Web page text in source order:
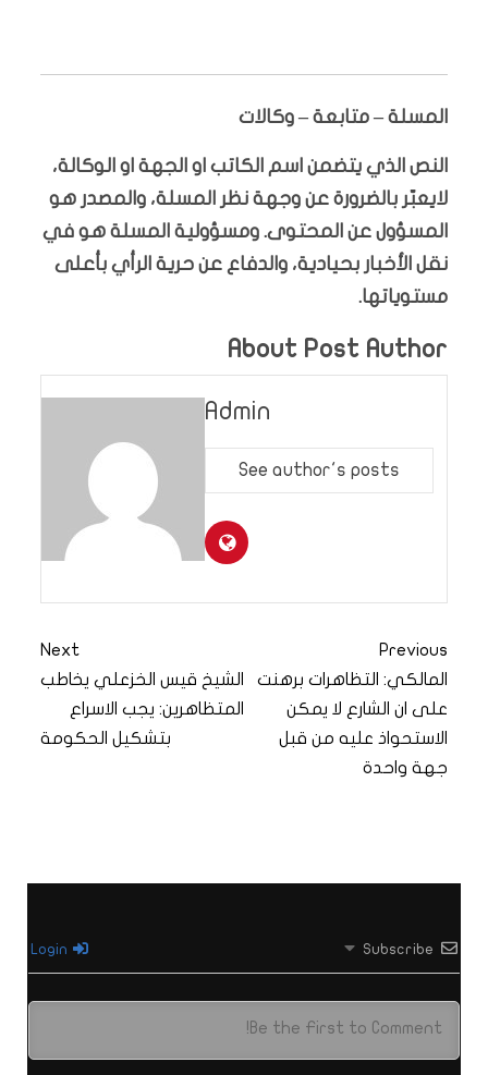
المسلة – متابعة – وكالات
النص الذي يتضمن اسم الكاتب او الجهة او الوكالة،
لايعبّر بالضرورة عن وجهة نظر المسلة، والمصدر هو
المسؤول عن المحتوى. ومسؤولية المسلة هو في
نقل الأخبار بحيادية، والدفاع عن حرية الرأي بأعلى
مستوياتها.
About Post Author
Admin
See author's posts
Previous
المالكي: التظاهرات برهنت
على ان الشارع لا يمكن
الاستحواذ عليه من قبل
جهة واحدة
Next
الشيخ قيس الخزعلي يخاطب
المتظاهرين: يجب الاسراع
بتشكيل الحكومة
Subscribe